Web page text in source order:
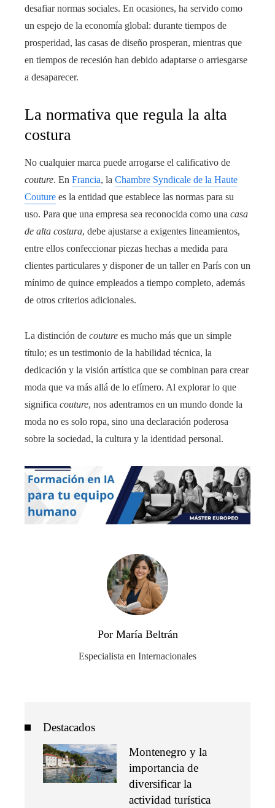
desafiar normas sociales. En ocasiones, ha servido como
un espejo de la economía global: durante tiempos de
prosperidad, las casas de diseño prosperan, mientras que
en tiempos de recesión han debido adaptarse o arriesgarse
a desaparecer.
La normativa que regula la alta
costura
No cualquier marca puede arrogarse el calificativo de
couture. En Francia, la Chambre Syndicale de la Haute
Couture es la entidad que establece las normas para su
uso. Para que una empresa sea reconocida como una casa
de alta costura, debe ajustarse a exigentes lineamientos,
entre ellos confeccionar piezas hechas a medida para
clientes particulares y disponer de un taller en París con un
mínimo de quince empleados a tiempo completo, además
de otros criterios adicionales.
La distinción de couture es mucho más que un simple
título; es un testimonio de la habilidad técnica, la
dedicación y la visión artística que se combinan para crear
moda que va más allá de lo efímero. Al explorar lo que
significa couture, nos adentramos en un mundo donde la
moda no es solo ropa, sino una declaración poderosa
sobre la sociedad, la cultura y la identidad personal.
Por María Beltrán
Especialista en Internacionales
Destacados
Montenegro y la
importancia de
diversificar la
actividad turística